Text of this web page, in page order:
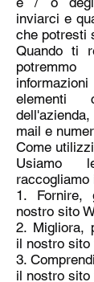
inviarci e
che potresti
Quando ti
elementi
mail e
Come
Usiamo
1. Fornire,
nostro sito
2. Migliora,
il nostro sito
3.
il nostro sito